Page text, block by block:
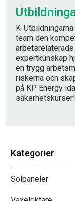
K-
team den
expertkunskap
en trygg
riskerna och
på KP Energy
säkerhetskurser!
Kategorier
Solpaneler